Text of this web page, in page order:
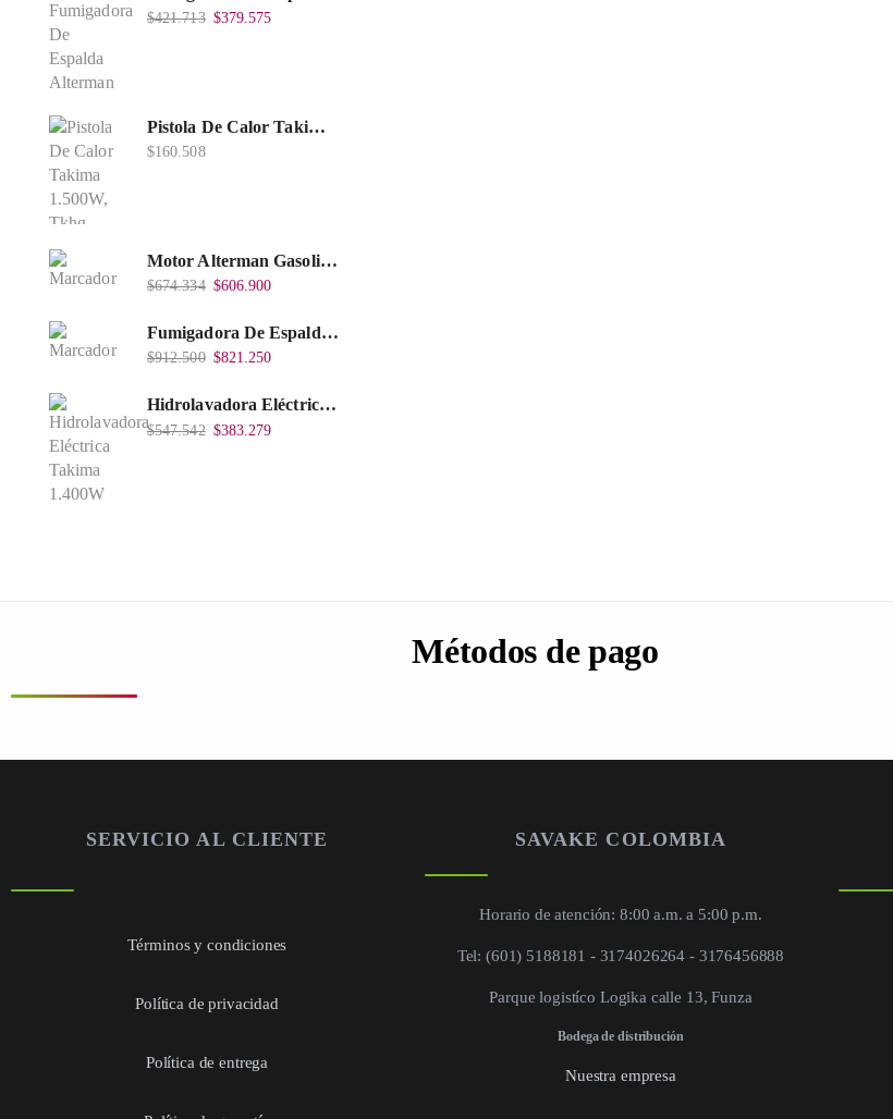
$421.713 $379.575
Pistola De Calor Takima 1.500W, Tkhg-1500.
$160.508
Motor Alterman Gasolina 4T, 6.5Hp Eje Cuña/Rosca 3/4", Xge65K.
$674.334 $606.900
Fumigadora De Espalda Alterman Gasolina 2T, 26 Cc, Bomba Nylon Libre Mantenimiento, Tf900-A.
$912.500 $821.250
Hidrolavadora Eléctrica Takima 1.400W 1.600Psi, Tkepw-1600-A.
$547.542 $383.279
Métodos de pago
SERVICIO AL CLIENTE
Términos y condiciones
Política de privacidad
Política de entrega
SAVAKE COLOMBIA
Horario de atención: 8:00 a.m. a 5:00 p.m.
Tel: (601) 5188181 - 3174026264 - 3176456888
Parque logistíco Logika calle 13, Funza
Bodega de distribución
Nuestra empresa